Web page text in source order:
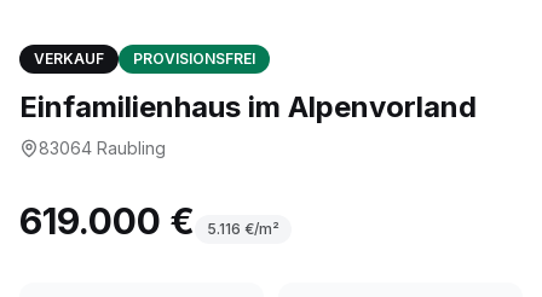
VERKAUF PROVISIONSFREI
Einfamilienhaus im Alpenvorland
83064 Raubling
619.000 € 5.116 €/m²